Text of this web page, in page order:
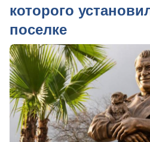
которого
поселке